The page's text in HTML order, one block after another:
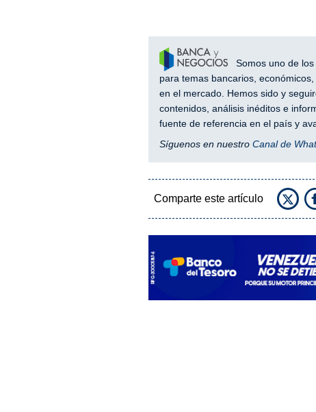
Somos uno de
para temas bancarios,
en el mercado. Hemos sido y
contenidos, análisis inéditos e
fuente de referencia en el país y
Síguenos en nuestro Canal de
Comparte este artículo